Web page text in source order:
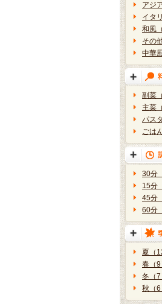
アジ
イタ
和風
その
中華
副菜
主菜
パス
ごは
30分
15分
45分
60分
夏（
春（9
冬（7
秋（6